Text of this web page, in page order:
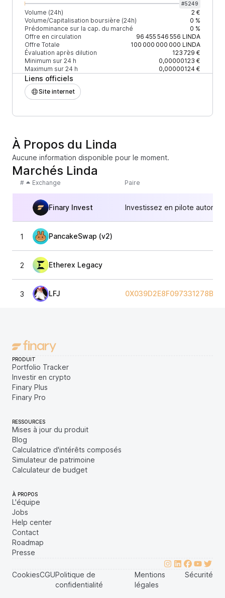
#5249
Volume (24h)
2 €
Volume/Capitalisation boursière (24h)
0 %
Prédominance sur la cap. du marché
0 %
Offre en circulation
96 455 546 556 LINDA
Offre Totale
100 000 000 000 LINDA
Évaluation après dilution
123 729 €
Minimum sur 24 h
0,00000123 €
Maximum sur 24 h
0,00000124 €
Liens officiels
Site internet
À Propos du Linda
Aucune information disponible pour le moment.
Marchés Linda
# Exchange Paire
Finary Invest Investissez en pilote
1 PancakeSwap (v2)
2 Etherex Legacy
3 LFJ
PRODUIT
Portfolio Tracker
Investir en crypto
Finary Plus
Finary Pro
RESSOURCES
Mises à jour du produit
Blog
Calculatrice d'intérêts composés
Simulateur de patrimoine
Calculateur de budget
À PROPOS
L'équipe
Jobs
Help center
Contact
Roadmap
Presse
CookiesCGUPolitique de
confidentialité
Mentions
légales
Sécurité